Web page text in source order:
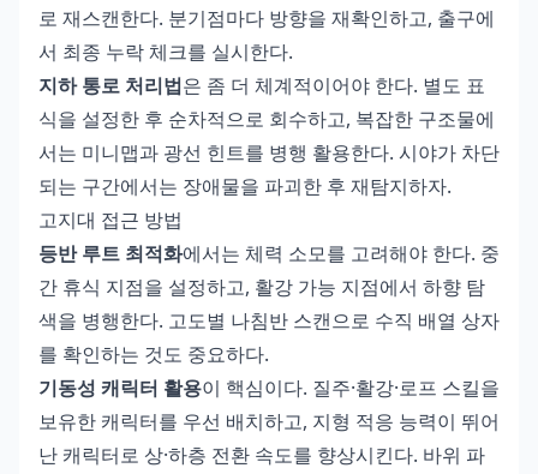
로 재스캔한다. 분기점마다 방향을 재확인하고, 출구에
서 최종 누락 체크를 실시한다.
지하 통로 처리법은 좀 더 체계적이어야 한다. 별도 표
식을 설정한 후 순차적으로 회수하고, 복잡한 구조물에
서는 미니맵과 광선 힌트를 병행 활용한다. 시야가 차단
되는 구간에서는 장애물을 파괴한 후 재탐지하자.
고지대 접근 방법
등반 루트 최적화에서는 체력 소모를 고려해야 한다. 중
간 휴식 지점을 설정하고, 활강 가능 지점에서 하향 탐
색을 병행한다. 고도별 나침반 스캔으로 수직 배열 상자
를 확인하는 것도 중요하다.
기동성 캐릭터 활용이 핵심이다. 질주·활강·로프 스킬을
보유한 캐릭터를 우선 배치하고, 지형 적응 능력이 뛰어
난 캐릭터로 상·하층 전환 속도를 향상시킨다. 바위 파